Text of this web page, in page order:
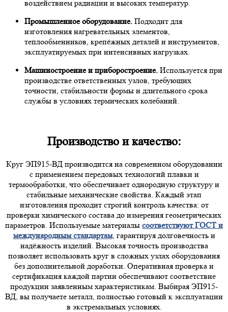
воздействием радиации и высоких температур.
Промышленное оборудование. Подходит для
изготовления нагревательных элементов,
теплообменников, крепёжных деталей и инструментов,
эксплуатируемых при интенсивных нагрузках.
Машиностроение и приборостроение. Используется при
производстве ответственных узлов, требующих
точности, стабильности формы и длительного срока
службы в условиях термических колебаний.
Производство и качество:
Круг ЭП915-ВД производится на современном оборудовании
с применением передовых технологий плавки и
термообработки, что обеспечивает однородную структуру и
стабильные механические свойства. Каждый этап
изготовления проходит строгий контроль качества: от
проверки химического состава до измерения геометрических
параметров. Используемые материалы соответствуют ГОСТ и
международным стандартам, гарантируя долговечность и
надёжность изделий. Высокая точность производства
позволяет использовать круг в сложных узлах оборудования
без дополнительной доработки. Оперативная проверка и
сертификация каждой партии обеспечивают соответствие
продукции заявленным характеристикам. Выбирая ЭП915-
ВД, вы получаете металл, полностью готовый к эксплуатации
в экстремальных условиях.